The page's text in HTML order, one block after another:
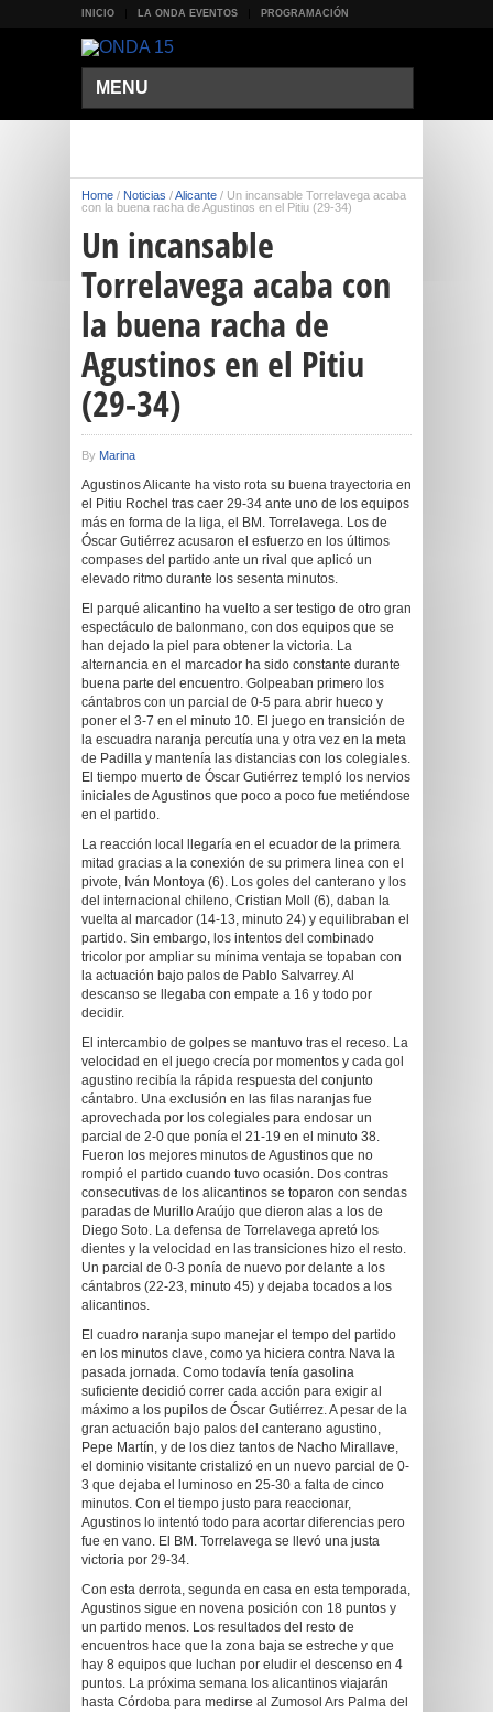
INICIO LA ONDA EVENTOS PROGRAMACIÓN
MENU
Home / Noticias /Alicante / Un incansable Torrelavega acaba
con la buena racha de Agustinos en el Pitiu (29-34)
Un incansable
Torrelavega acaba con
la buena racha de
Agustinos en el Pitiu
(29-34)
By Marina
Agustinos Alicante ha visto rota su buena trayectoria en
el Pitiu Rochel tras caer 29-34 ante uno de los equipos
más en forma de la liga, el BM. Torrelavega. Los de
Óscar Gutiérrez acusaron el esfuerzo en los últimos
compases del partido ante un rival que aplicó un
elevado ritmo durante los sesenta minutos.
El parqué alicantino ha vuelto a ser testigo de otro gran
espectáculo de balonmano, con dos equipos que se
han dejado la piel para obtener la victoria. La
alternancia en el marcador ha sido constante durante
buena parte del encuentro. Golpeaban primero los
cántabros con un parcial de 0-5 para abrir hueco y
poner el 3-7 en el minuto 10. El juego en transición de
la escuadra naranja percutía una y otra vez en la meta
de Padilla y mantenía las distancias con los colegiales.
El tiempo muerto de Óscar Gutiérrez templó los nervios
iniciales de Agustinos que poco a poco fue metiéndose
en el partido.
La reacción local llegaría en el ecuador de la primera
mitad gracias a la conexión de su primera linea con el
pivote, Iván Montoya (6). Los goles del canterano y los
del internacional chileno, Cristian Moll (6), daban la
vuelta al marcador (14-13, minuto 24) y equilibraban el
partido. Sin embargo, los intentos del combinado
tricolor por ampliar su mínima ventaja se topaban con
la actuación bajo palos de Pablo Salvarrey. Al
descanso se llegaba con empate a 16 y todo por
decidir.
El intercambio de golpes se mantuvo tras el receso. La
velocidad en el juego crecía por momentos y cada gol
agustino recibía la rápida respuesta del conjunto
cántabro. Una exclusión en las filas naranjas fue
aprovechada por los colegiales para endosar un
parcial de 2-0 que ponía el 21-19 en el minuto 38.
Fueron los mejores minutos de Agustinos que no
rompió el partido cuando tuvo ocasión. Dos contras
consecutivas de los alicantinos se toparon con sendas
paradas de Murillo Araújo que dieron alas a los de
Diego Soto. La defensa de Torrelavega apretó los
dientes y la velocidad en las transiciones hizo el resto.
Un parcial de 0-3 ponía de nuevo por delante a los
cántabros (22-23, minuto 45) y dejaba tocados a los
alicantinos.
El cuadro naranja supo manejar el tempo del partido
en los minutos clave, como ya hiciera contra Nava la
pasada jornada. Como todavía tenía gasolina
suficiente decidió correr cada acción para exigir al
máximo a los pupilos de Óscar Gutiérrez. A pesar de la
gran actuación bajo palos del canterano agustino,
Pepe Martín, y de los diez tantos de Nacho Mirallave,
el dominio visitante cristalizó en un nuevo parcial de 0-
3 que dejaba el luminoso en 25-30 a falta de cinco
minutos. Con el tiempo justo para reaccionar,
Agustinos lo intentó todo para acortar diferencias pero
fue en vano. El BM. Torrelavega se llevó una justa
victoria por 29-34.
Con esta derrota, segunda en casa en esta temporada,
Agustinos sigue en novena posición con 18 puntos y
un partido menos. Los resultados del resto de
encuentros hace que la zona baja se estreche y que
hay 8 equipos que luchan por eludir el descenso en 4
puntos. La próxima semana los alicantinos viajarán
hasta Córdoba para medirse al Zumosol Ars Palma del